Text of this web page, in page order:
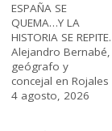
ESPAÑA SE
QUEMA…Y LA
HISTORIA SE REPITE.
Alejandro Bernabé,
geógrafo y
concejal en Rojales
4 agosto, 2026